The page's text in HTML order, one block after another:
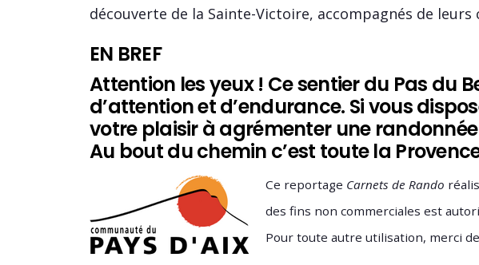
découverte de la Sainte-Victoire, accompagnés de
EN BREF
Attention les yeux ! Ce sentier du Pas du
d’attention et d’endurance. Si vous
votre plaisir à agrémenter une
Au bout du chemin c’est toute la
Ce reportage Carnets de Rando
des fins non commerciales est
Pour toute autre utilisation, merci